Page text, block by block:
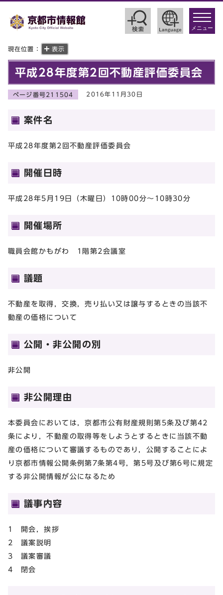
toggle
メニュー
現在位置： 表示
平成28年度第2回不動産評価委員会
ページ番号211504 2016年11月30日
案件名
平成28年度第2回不動産評価委員会
開催日時
平成28年5月19日（木曜日）10時00分～10時30分
開催場所
職員会館かもがわ 1階第2会議室
議題
不動産を取得，交換，売り払い又は譲与するときの当該不
動産の価格について
公開・非公開の別
非公開
非公開理由
本委員会においては，京都市公有財産規則第5条及び第42
条により，不動産の取得等をしようとするときに当該不動
産の価格について審議するものであり，公開することによ
り京都市情報公開条例第7条第4号，第5号及び第6号に規定
する非公開情報が公になるため
議事内容
1 開会，挨拶
2 議案説明
3 議案審議
4 閉会